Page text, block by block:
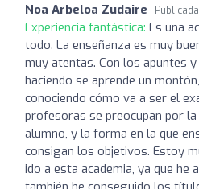
Noa Arbeloa Zudaire
Experiencia fantástica: Es una
todo. La enseñanza es muy
muy atentas. Con los apuntes
haciendo se aprende un
conociendo cómo va a ser el
profesoras se preocupan por
alumno, y la forma en la que
consigan los objetivos. Estoy
ido a esta academia, ya que he